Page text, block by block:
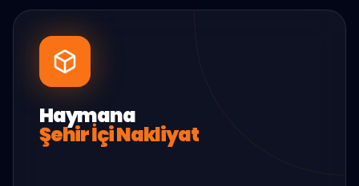
Haymana
Şehir İçi Nakliyat